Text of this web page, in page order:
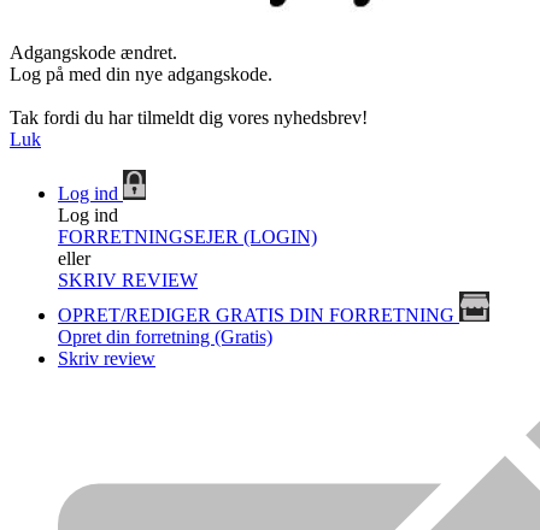
Adgangskode ændret.
Log på med din nye adgangskode.
Tak fordi du har tilmeldt dig vores nyhedsbrev!
Luk
Log ind
Log ind
FORRETNINGSEJER (LOGIN)
eller
SKRIV REVIEW
OPRET/REDIGER GRATIS DIN FORRETNING
Opret din forretning (Gratis)
Skriv review